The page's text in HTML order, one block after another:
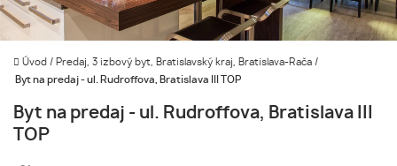
Úvod / Predaj, 3 izbový byt, Bratislavský kraj, Bratislava-Rača /
Byt na predaj - ul. Rudroffova, Bratislava III TOP
Byt na predaj - ul. Rudroffova, Bratislava III
TOP